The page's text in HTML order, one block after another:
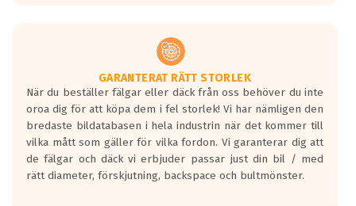
Vid körning i över 50km/h brukar
rullmotståndets ljud överträffa
motorljudet.
På däckmärkningen kommer det finnas
en symbol av ett däck med vågar. Hög
bullernivå markeras med svarta vågor
medans de vita vågorna påvisar om det är
ett tyst däck.
GARANTERAT RÄTT STORLEK
När du beställer fälgar eller däck från oss behöver du inte
oroa dig för att köpa dem i fel storlek! Vi har nämligen den
bredaste bildatabasen i hela industrin när det kommer till
vilka mått som gäller för vilka fordon. Vi garanterar dig att
de fälgar och däck vi erbjuder passar just din bil / med
rätt diameter, förskjutning, backspace och bultmönster.